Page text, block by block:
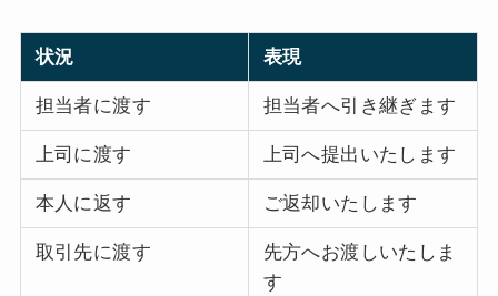
状況 表現
担当者に渡す 担当者へ引き継ぎます
上司に渡す 上司へ提出いたします
本人に返す ご返却いたします
取引先に渡す
先方へお渡しいたしま
す